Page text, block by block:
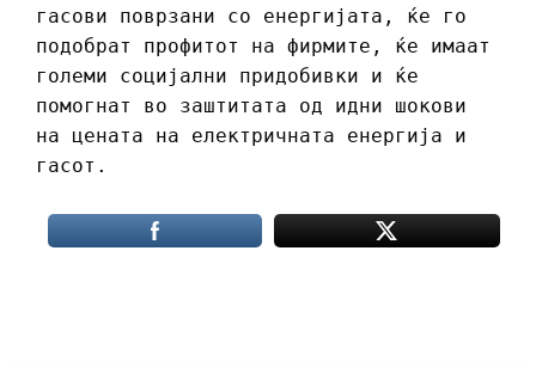
гасови поврзани со енергијата, ќе го
подобрат профитот на фирмите, ќе имаат
големи социјални придобивки и ќе
помогнат во заштитата од идни шокови
на цената на електричната енергија и
гасот.